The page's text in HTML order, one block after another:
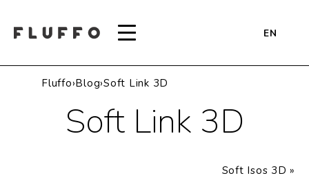
EN
Fluffo›Blog›Soft Link 3D
Soft Link 3D
Soft Isos 3D »